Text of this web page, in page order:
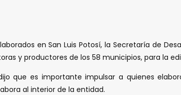
en San Luis Potosí, la Secretaría de
y productores de los 58 municipios, para la
que es importante impulsar a quienes
al interior de la entidad.